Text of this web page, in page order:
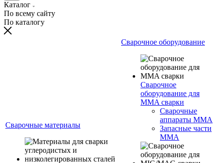
Каталог
По всему сайту
По каталогу
Сварочные материалы
Сварочное оборудование
Сварочное
оборудование для
MMA сварки
Сварочные
аппараты MMA
Запасные части
MMA